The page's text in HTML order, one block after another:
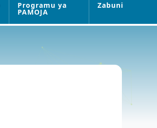
Programu ya
PAMOJA
Zabuni